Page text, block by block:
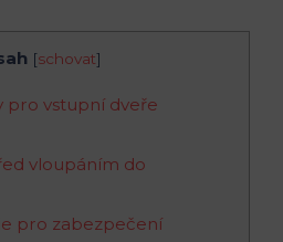
[schovat]
pro vstupní dveře
vloupáním do
pro zabezpečení